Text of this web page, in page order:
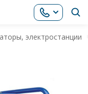
электростанции